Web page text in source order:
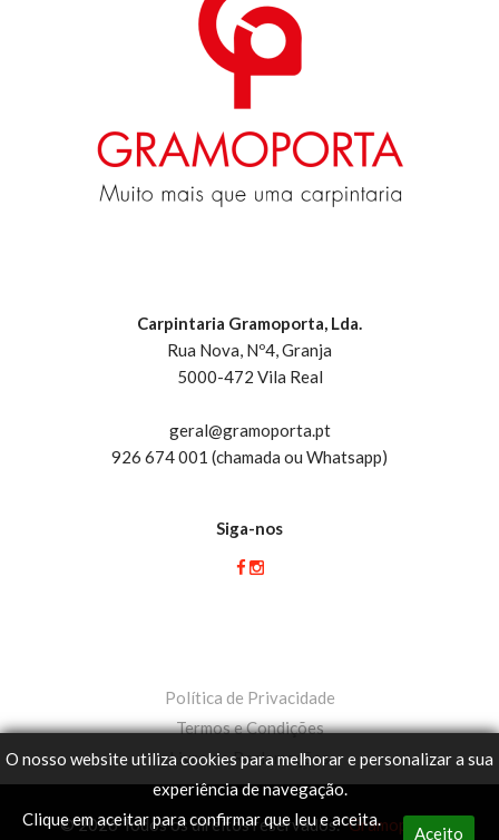
Carpintaria Gramoporta, Lda.
Rua Nova, Nº4, Granja
5000-472 Vila Real
geral@gramoporta.pt
926 674 001 (chamada ou Whatsapp)
Siga-nos
Política de Privacidade
Termos e Condições
Livro de Reclamações
© 2026 Todos os direitos reservados.Gramoporta
O nosso website utiliza cookies para melhorar e personalizar a sua
experiência de navegação.
Clique em aceitar para confirmar que leu e aceita.
Aceito